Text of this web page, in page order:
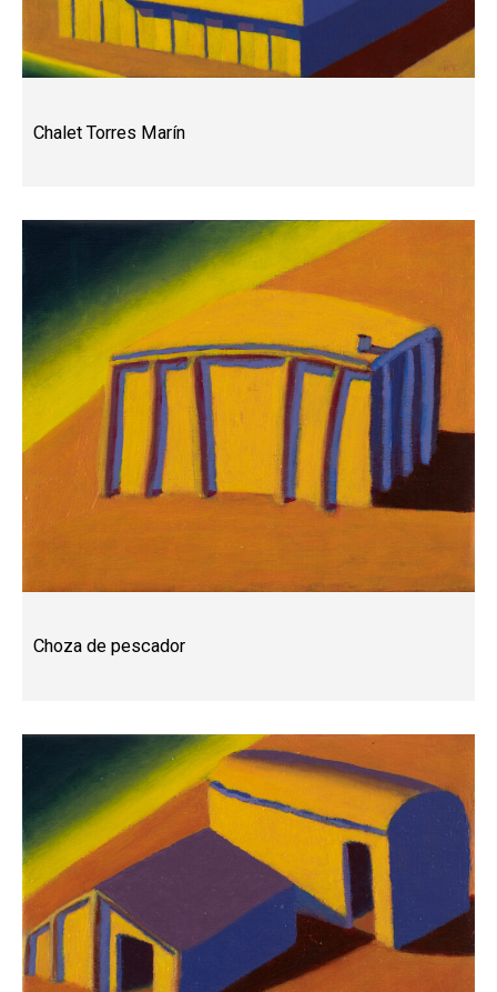
Chalet Torres Marín
Choza de pescador